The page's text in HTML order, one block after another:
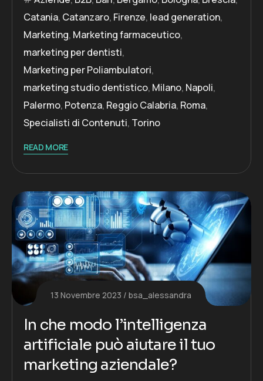
Catania, Catanzaro, Firenze, lead generation,
Marketing, Marketing farmaceutico,
marketing per dentisti,
Marketing per Poliambulatori,
marketing studio dentistico, Milano, Napoli,
Palermo, Potenza, Reggio Calabria, Roma,
Specialisti di Contenuti, Torino
READ MORE
13 Novembre 2023 bsa_alessandra
In che modo l’intelligenza
artificiale può aiutare il tuo
marketing aziendale?